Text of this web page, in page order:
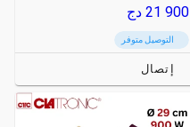
21 900 دج
التوصيل متوفر
إتصال